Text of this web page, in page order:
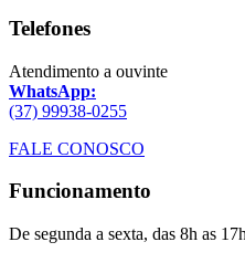
Telefones
Atendimento a ouvinte
WhatsApp:
(37) 99938-0255
FALE CONOSCO
Funcionamento
De segunda a sexta, das 8h as 17h